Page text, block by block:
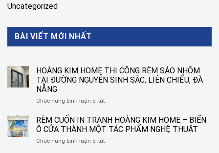
Uncategorized
BÀI VIẾT MỚI NHẤT
HOÀNG KIM HOME THI CÔNG RÈM SÁO NHÔM
TẠI ĐƯỜNG NGUYỄN SINH SẮC, LIÊN CHIỂU, ĐÀ
NẴNG
Chức năng bình luận bị tắtở
KIM
HOME
THI
CÔNG
RÈM CUỐN IN TRANH HOÀNG KIM HOME – BIẾN
Ô CỬA THÀNH MỘT TÁC PHẨM NGHỆ THUẬT
Chức năng bình luận bị tắtở